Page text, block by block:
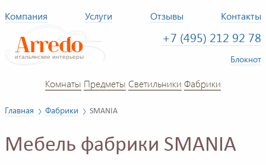
Компания Услуги Отзывы Контакты
+7 (495) 212 92 78
Блокнот
Комнаты Предметы Светильники Фабрики
Главная Фабрики SMANIA
Мебель фабрики SMANIA